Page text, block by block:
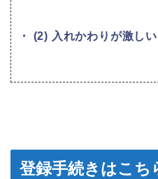
・ (2) 入れかわりが激しい
登録手続きはこち